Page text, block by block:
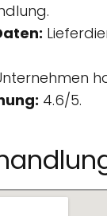
4.6/5.